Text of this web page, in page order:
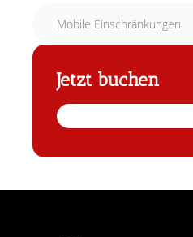
Mobile Einschränkungen
Jetzt buchen